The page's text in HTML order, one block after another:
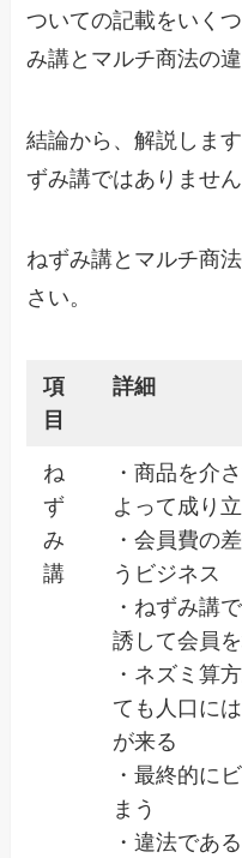
ついての記載をいく
み講とマルチ商法の
結論から、解説しま
ずみ講ではありません
ねずみ講とマルチ商
さい。
項
目
詳細
ね
ず
み
講
・商品を介
よって成り
・会員費の
うビジネス
・ねずみ講
誘して会員
・ネズミ算
ても人口に
が来る
・最終的に
まう
・違法である